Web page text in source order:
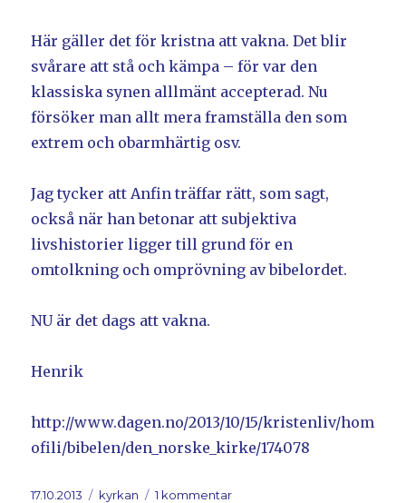
Här gäller det för kristna att vakna. Det blir
svårare att stå och kämpa – för var den
klassiska synen alllmänt accepterad. Nu
försöker man allt mera framställa den som
extrem och obarmhärtig osv.
Jag tycker att Anfin träffar rätt, som sagt,
också när han betonar att subjektiva
livshistorier ligger till grund för en
omtolkning och omprövning av bibelordet.
NU är det dags att vakna.
Henrik
http://www.dagen.no/2013/10/15/kristenliv/hom
ofili/bibelen/den_norske_kirke/174078
Postat
17.10.2013 Kategorier
kyrkan 1 kommentar